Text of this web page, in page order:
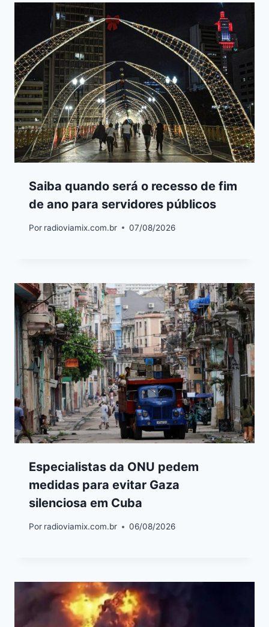
Saiba quando será o recesso de fim
de ano para servidores públicos
Por radioviamix.com.br 07/08/2026
Especialistas da ONU pedem
medidas para evitar Gaza
silenciosa em Cuba
Por radioviamix.com.br 06/08/2026